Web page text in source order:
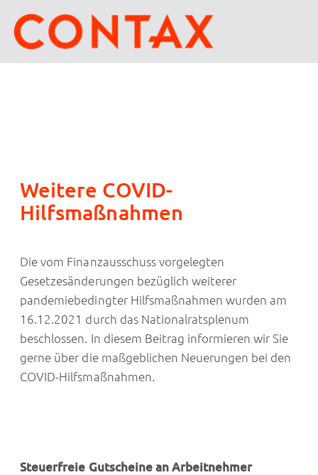
Weitere COVID-
Hilfsmaßnahmen
Die vom Finanzausschuss vorgelegten
Gesetzesänderungen bezüglich weiterer
pandemiebedingter Hilfsmaßnahmen wurden am
16.12.2021 durch das Nationalratsplenum
beschlossen. In diesem Beitrag informieren wir Sie
gerne über die maßgeblichen Neuerungen bei den
COVID-Hilfsmaßnahmen.
Steuerfreie Gutscheine an Arbeitnehmer